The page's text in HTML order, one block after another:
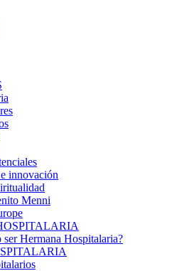
innovación
Menni
ser Hermana Hospitalaria?